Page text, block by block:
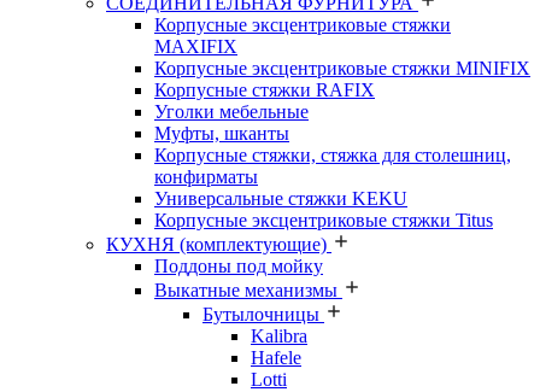
Корпусные эксцентриковые стяжки
MAXIFIX
Корпусные эксцентриковые стяжки MINIFIX
Корпусные стяжки RAFIX
Уголки мебельные
Муфты, шканты
Корпусные стяжки, стяжка для столешниц,
конфирматы
Универсальные стяжки KEKU
Корпусные эксцентриковые стяжки Titus
КУХНЯ (комплектующие)
Поддоны под мойку
Выкатные механизмы
Бутылочницы
Kalibra
Hafele
Lotti